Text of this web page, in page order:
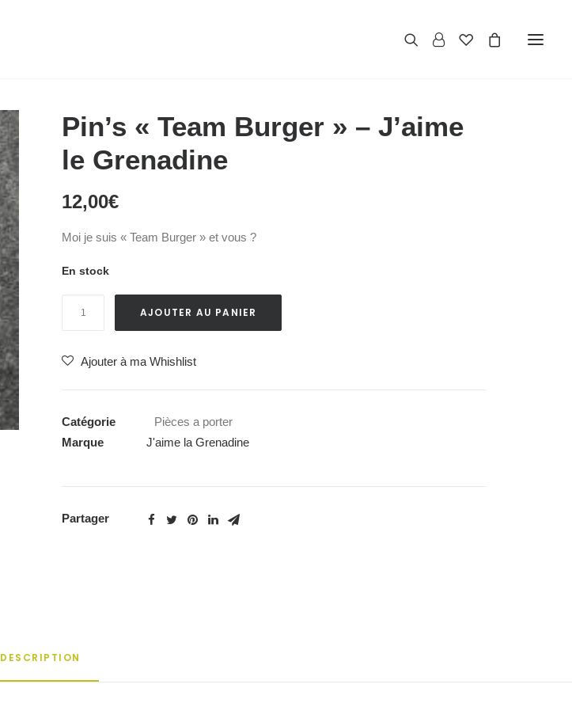
Pin’s « Team Burger » – J’aime
le Grenadine
12,00€
Moi je suis « Team Burger » et vous ?
En stock
"Team
J'aime
le
AJOUTER AU PANIER
Ajouter à ma Whishlist
Catégorie
Pièces a porter
Marque
J'aime la Grenadine
Partager
DESCRIPTION